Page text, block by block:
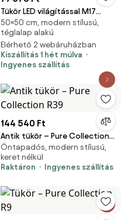
Tükör LED világítással M17
prémium
50×50 cm, modern stílusú,
téglalap alakú
Elérhető 2 webáruházban
Kiszállítás 1 hét múlva
Ingyenes szállítás
144 540 Ft
Antik tükör – Pure Collection
R39
Öntapadós, modern stílusú,
keret nélkül
Raktáron
Ingyenes szállítás